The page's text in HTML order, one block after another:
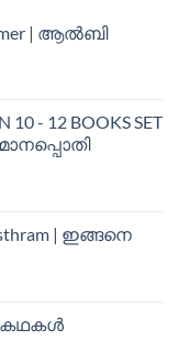
| ആൽബി
10 - 12 BOOKS SET
| ഇങ്ങനെ
കഥകള്‍